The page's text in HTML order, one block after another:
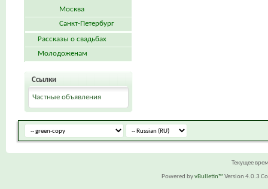
Москва
Санкт-Петербург
Рассказы о свадьбах
Молодоженам
Ссылки
Частные объявления
Текущее
Powered byvBulletin™ Version 4.0.3